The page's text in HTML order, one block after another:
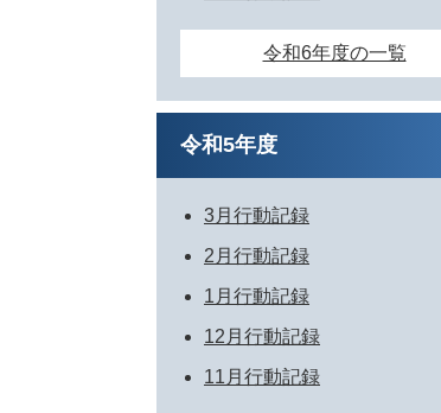
令和6年度の一覧
令和5年度
3月行動記録
2月行動記録
1月行動記録
12月行動記録
11月行動記録